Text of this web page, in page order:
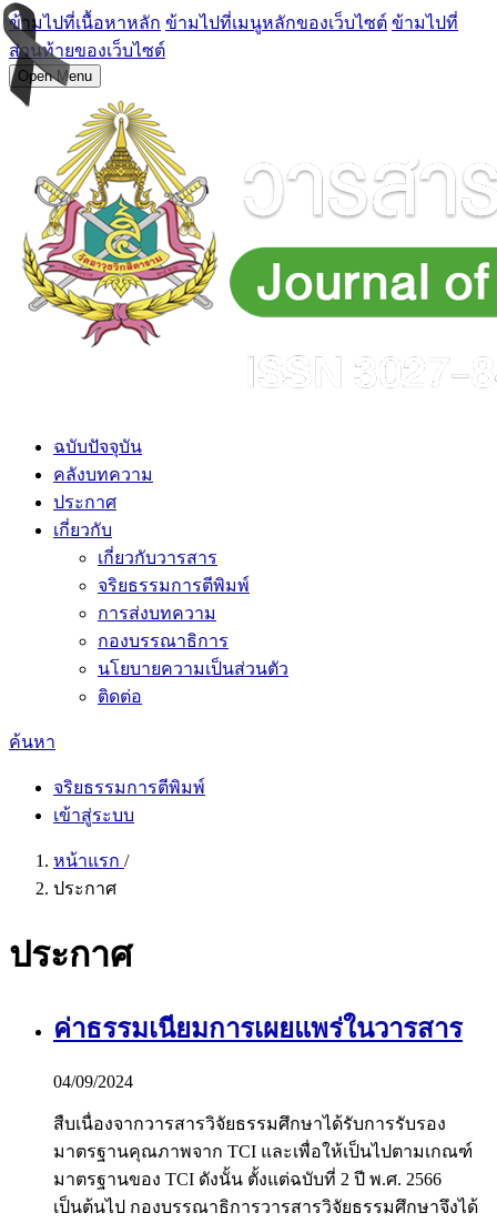
ข้ามไปที่เนื้อหาหลัก ข้ามไปที่เมนูหลักของเว็บไซต์ ข้ามไปที่
ส่วนท้ายของเว็บไซต์
Open Menu
ฉบับปัจจุบัน
คลังบทความ
ประกาศ
เกี่ยวกับ
เกี่ยวกับวารสาร
จริยธรรมการตีพิมพ์
การส่งบทความ
กองบรรณาธิการ
นโยบายความเป็นส่วนตัว
ติดต่อ
ค้นหา
จริยธรรมการตีพิมพ์
เข้าสู่ระบบ
หน้าแรก /
ประกาศ
ประกาศ
ค่าธรรมเนียมการเผยแพร่ในวารสาร
04/09/2024
สืบเนื่องจากวารสารวิจัยธรรมศึกษาได้รับการรับรอง
มาตรฐานคุณภาพจาก TCI และเพื่อให้เป็นไปตามเกณฑ์
มาตรฐานของ TCI ดังนั้น ตั้งแต่ฉบับที่ 2 ปี พ.ศ. 2566
เป็นต้นไป กองบรรณาธิการวารสารวิจัยธรรมศึกษาจึงได้